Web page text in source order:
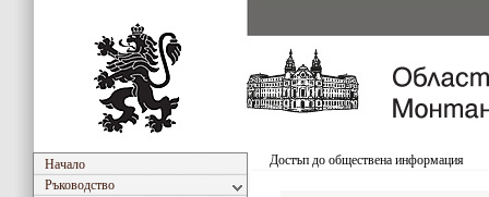
Начало
Ръководство
Достъп до обществена информация